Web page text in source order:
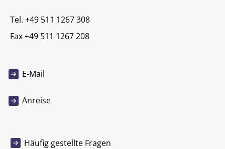
Tel. +49 511 1267 308
Fax +49 511 1267 208
E-Mail
Anreise
Häufig gestellte Fragen